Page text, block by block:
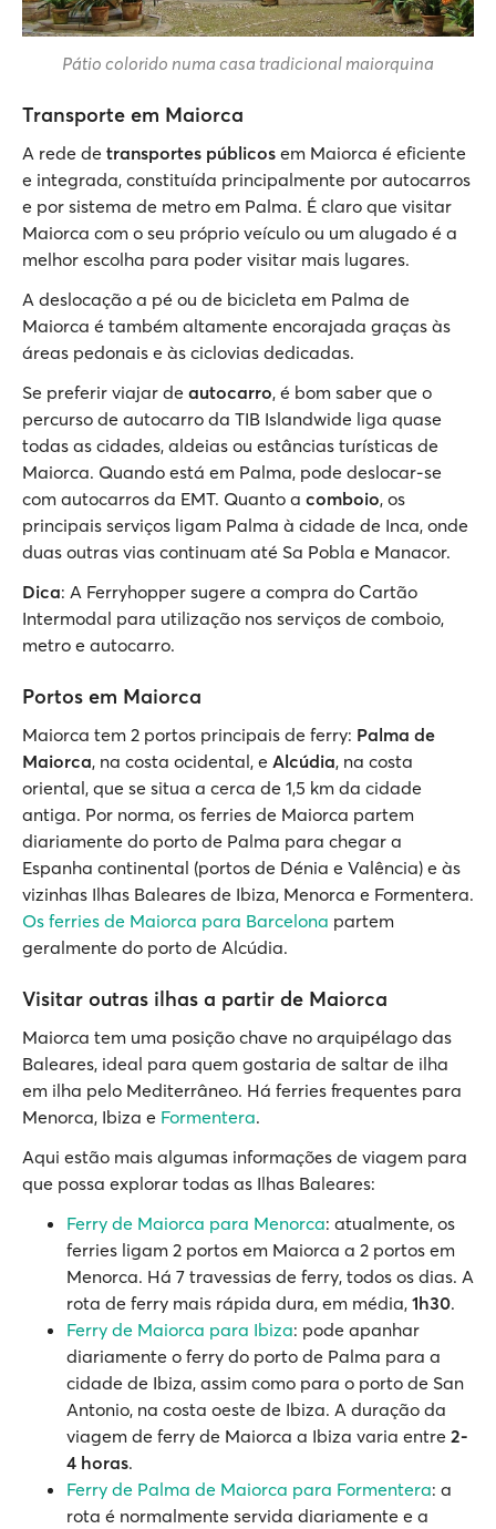
Pátio colorido numa casa tradicional maiorquina
Transporte em Maiorca
A rede de transportes públicos em Maiorca é eficiente
e integrada, constituída principalmente por autocarros
e por sistema de metro em Palma. É claro que visitar
Maiorca com o seu próprio veículo ou um alugado é a
melhor escolha para poder visitar mais lugares.
A deslocação a pé ou de bicicleta em Palma de
Maiorca é também altamente encorajada graças às
áreas pedonais e às ciclovias dedicadas.
Se preferir viajar de autocarro, é bom saber que o
percurso de autocarro da TIB Islandwide liga quase
todas as cidades, aldeias ou estâncias turísticas de
Maiorca. Quando está em Palma, pode deslocar-se
com autocarros da EMT. Quanto a comboio, os
principais serviços ligam Palma à cidade de Inca, onde
duas outras vias continuam até Sa Pobla e Manacor.
Dica: A Ferryhopper sugere a compra do Cartão
Intermodal para utilização nos serviços de comboio,
metro e autocarro.
Portos em Maiorca
Maiorca tem 2 portos principais de ferry: Palma de
Maiorca, na costa ocidental, e Alcúdia, na costa
oriental, que se situa a cerca de 1,5 km da cidade
antiga. Por norma, os ferries de Maiorca partem
diariamente do porto de Palma para chegar a
Espanha continental (portos de Dénia e Valência) e às
vizinhas Ilhas Baleares de Ibiza, Menorca e Formentera.
Os ferries de Maiorca para Barcelona partem
geralmente do porto de Alcúdia.
Visitar outras ilhas a partir de Maiorca
Maiorca tem uma posição chave no arquipélago das
Baleares, ideal para quem gostaria de saltar de ilha
em ilha pelo Mediterrâneo. Há ferries frequentes para
Menorca, Ibiza e Formentera.
Aqui estão mais algumas informações de viagem para
que possa explorar todas as Ilhas Baleares:
Ferry de Maiorca para Menorca: atualmente, os
ferries ligam 2 portos em Maiorca a 2 portos em
Menorca. Há 7 travessias de ferry, todos os dias. A
rota de ferry mais rápida dura, em média, 1h30.
Ferry de Maiorca para Ibiza: pode apanhar
diariamente o ferry do porto de Palma para a
cidade de Ibiza, assim como para o porto de San
Antonio, na costa oeste de Ibiza. A duração da
viagem de ferry de Maiorca a Ibiza varia entre 2-
4 horas.
Ferry de Palma de Maiorca para Formentera: a
rota é normalmente servida diariamente e a